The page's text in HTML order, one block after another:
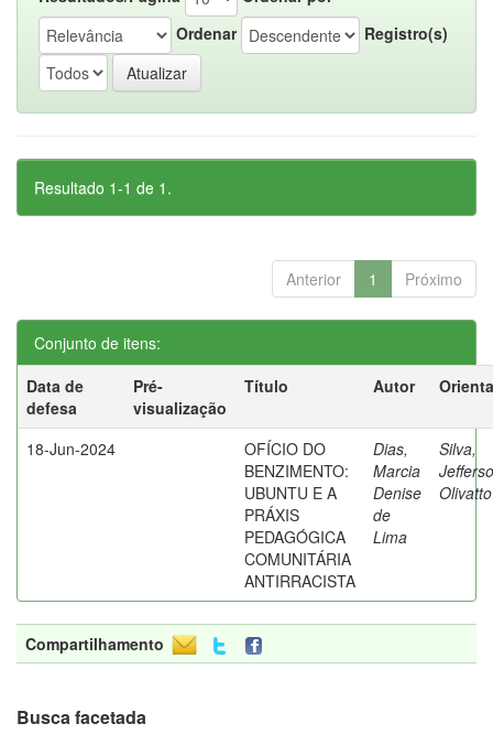
Ordenar
Registro(s)
Resultado 1-1 de 1.
Anterior 1 Próximo
Conjunto de itens:
Data de
defesa
Pré-
visualização
Título Autor
18-Jun-2024
OFÍCIO DO
BENZIMENTO:
UBUNTU E A
PRÁXIS
PEDAGÓGICA
COMUNITÁRIA
ANTIRRACISTA
Dias,
Marcia
Denise
de
Lima
Silva,
Compartilhamento
Busca facetada